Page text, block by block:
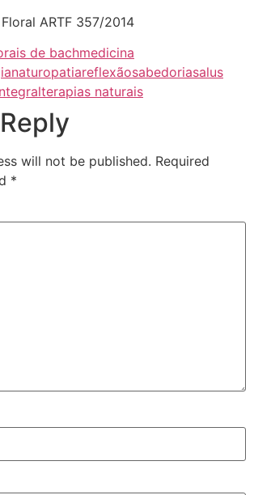
ARTF 357/2014
de bachmedicina
naturopatiareflexãosabedoriasalus
terapias naturais
will not be published. Required
*